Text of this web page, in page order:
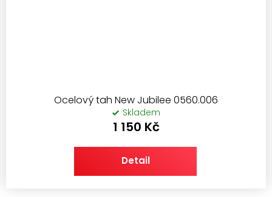
Ocelový tah New Jubilee 0560.006
Skladem
1 150 Kč
Detail